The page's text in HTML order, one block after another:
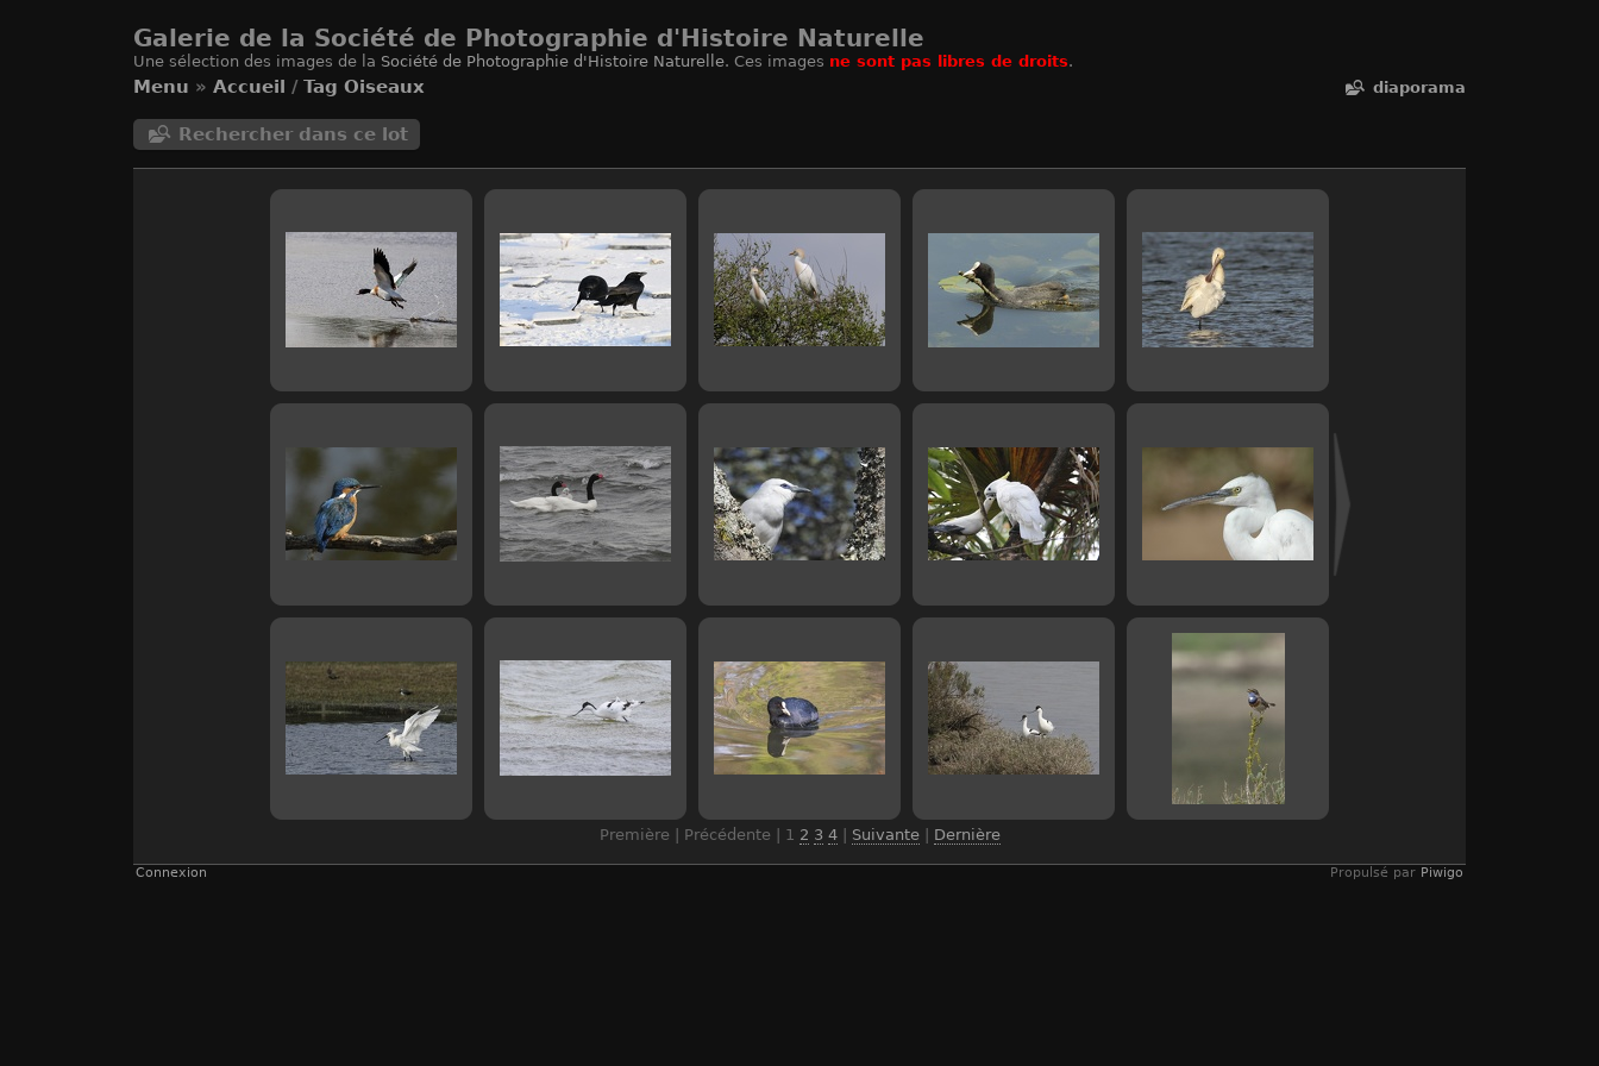
Galerie de la Société de Photographie d'Histoire Naturelle
Une sélection des images de la Société de Photographie d'Histoire Naturelle. Ces images ne sont pas libres de droits.
Menu » Accueil / Tag Oiseaux diaporama
Rechercher dans ce lot
Première | Précédente | 1 2 3 4| Suivante| Dernière
Connexion Propulsé par Piwigo